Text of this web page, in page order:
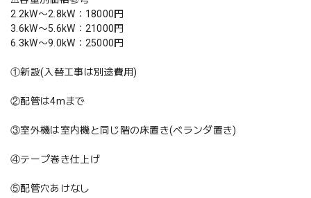
2.2kW〜2.8kW：18000円
3.6kW〜5.6kW：21000円
6.3kW〜9.0kW：25000円
①新設(入替工事は別途費用)
②配管は4mまで
③室外機は室内機と同じ階の床置き(ベランダ置き)
④テープ巻き仕上げ
⑤配管穴あけなし